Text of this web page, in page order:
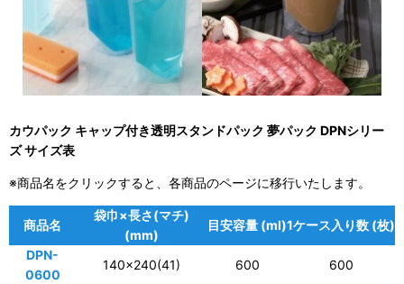
カウパック キャップ付き透明スタンドパック 夢パック DPNシリー
ズ サイズ表
※商品名をクリックすると、各商品のページに移行いたします。
商品名
袋巾×長さ(マチ)
(mm)
目安容量 (ml)1ケース入り数 (枚)
DPN-
0600
140×240(41) 600 600